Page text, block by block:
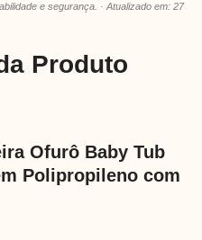
e segurança. · Atualizado em: 27
Produto
Ofurô Baby Tub
Polipropileno com